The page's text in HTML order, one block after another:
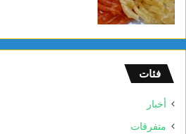
فئات
أخبار
متفرقات